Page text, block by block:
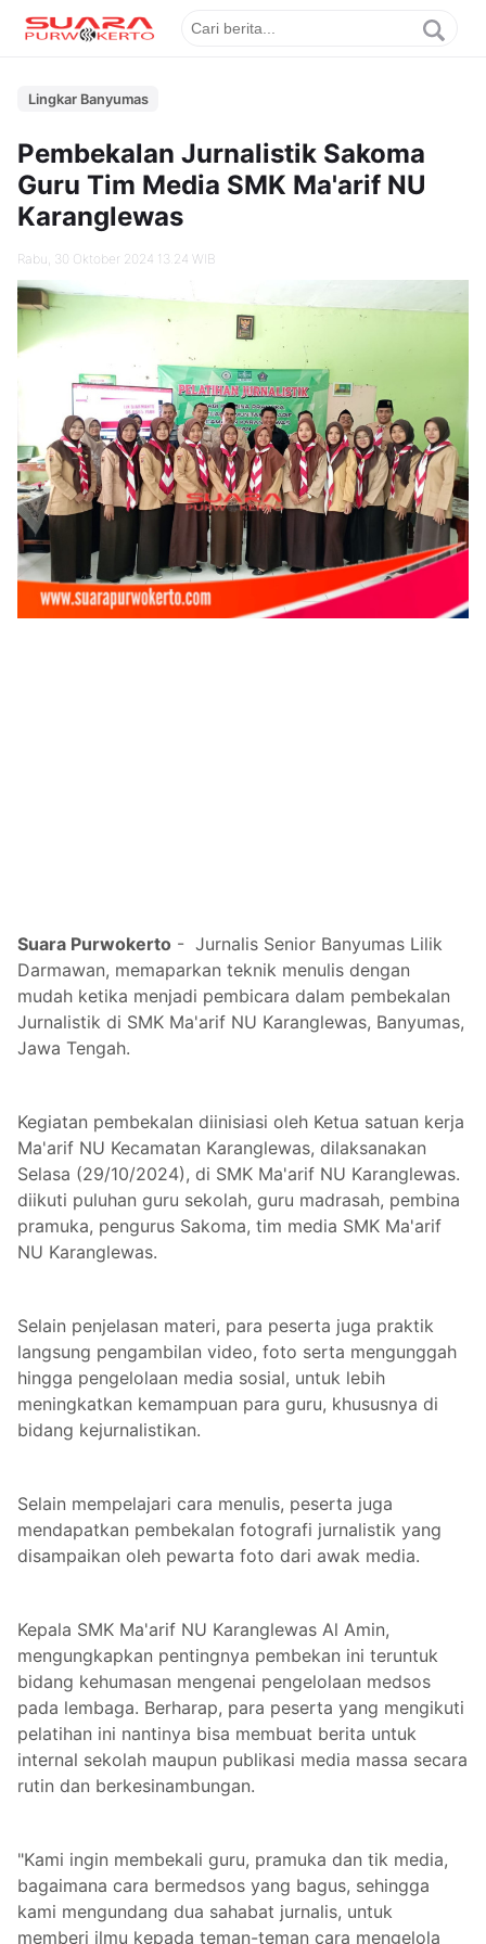
Lingkar Banyumas
Pembekalan Jurnalistik Sakoma
Guru Tim Media SMK Ma'arif NU
Karanglewas
Rabu, 30 Oktober 2024 13.24 WIB
Suara Purwokerto - Jurnalis Senior Banyumas Lilik
Darmawan, memaparkan teknik menulis dengan
mudah ketika menjadi pembicara dalam pembekalan
Jurnalistik di SMK Ma'arif NU Karanglewas, Banyumas,
Jawa Tengah.
Kegiatan pembekalan diinisiasi oleh Ketua satuan kerja
Ma'arif NU Kecamatan Karanglewas, dilaksanakan
Selasa (29/10/2024), di SMK Ma'arif NU Karanglewas.
diikuti puluhan guru sekolah, guru madrasah, pembina
pramuka, pengurus Sakoma, tim media SMK Ma'arif
NU Karanglewas.
Selain penjelasan materi, para peserta juga praktik
langsung pengambilan video, foto serta mengunggah
hingga pengelolaan media sosial, untuk lebih
meningkatkan kemampuan para guru, khususnya di
bidang kejurnalistikan.
Selain mempelajari cara menulis, peserta juga
mendapatkan pembekalan fotografi jurnalistik yang
disampaikan oleh pewarta foto dari awak media.
Kepala SMK Ma'arif NU Karanglewas Al Amin,
mengungkapkan pentingnya pembekan ini teruntuk
bidang kehumasan mengenai pengelolaan medsos
pada lembaga. Berharap, para peserta yang mengikuti
pelatihan ini nantinya bisa membuat berita untuk
internal sekolah maupun publikasi media massa secara
rutin dan berkesinambungan.
"Kami ingin membekali guru, pramuka dan tik media,
bagaimana cara bermedsos yang bagus, sehingga
kami mengundang dua sahabat jurnalis, untuk
memberi ilmu kepada teman-teman cara mengelola